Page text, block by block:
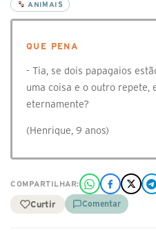
ANIMAIS
QUE PENA
- Tia, se dois papagaios
uma coisa e o outro repete,
eternamente?
(Henrique, 9 anos)
COMPARTILHAR:
Curtir Comentar